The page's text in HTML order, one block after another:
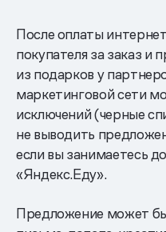
После оплаты
покупателя за заказ и
из подарков у
маркетинговой сети
исключений (черные
не выводить
если вы занимаетесь
«Яндекс.Еду».
Предложение может